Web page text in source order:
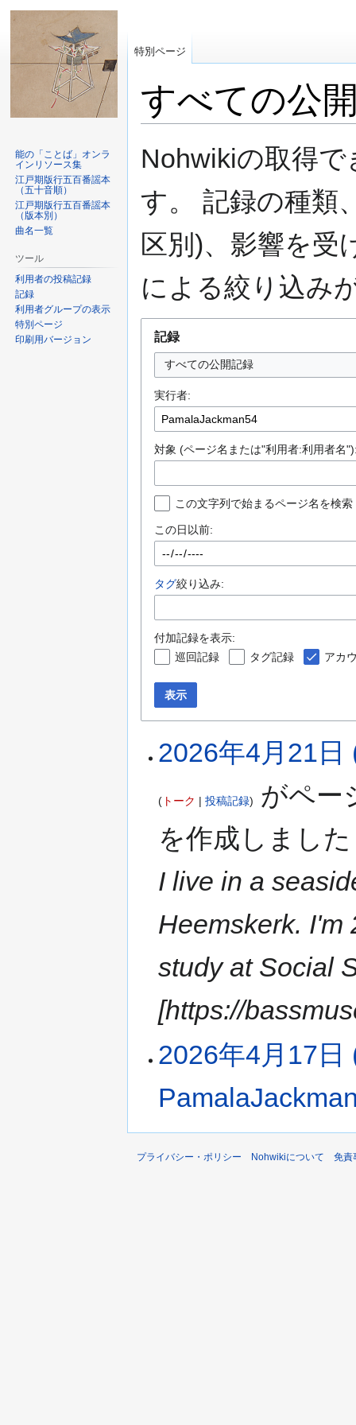
すべての公
ビ
ー
シ
ョ
ン
移
動
索
移
動
Nohwikiの取得
す。 記録の種類
区別)、影響を受
による絞り込み
記録
実行者:
対象 (ページ名または"利用者:利用者名
この文字列で始まるページ名を検索
この日以前:
タグ絞り込み:
付加記録を表示:
巡回記録
タグ記録 アカ
表示
2026年4月21日
トーク 投稿記録
がペー
を作成しまし
I live in a
Heemskerk. I'm
study at Social
[https://
2026年4月17日
特別ページ
能の「ことば」オンラ
インリソース集
江戸期版行五百番謡本
（五十音順）
江戸期版行五百番謡本
（版本別）
曲名一覧
ツール
利用者の投稿記録
記録
利用者グループの表示
特別ページ
印刷用バージョン
プライバシー・ポリシー Nohwikiについて 免責